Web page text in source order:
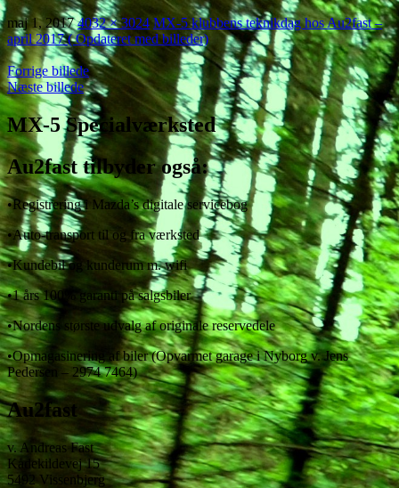
maj 1, 2017 4032 × 3024 MX-5 klubbens teknikdag hos Au2fast –
april 2017 ( Opdateret med billeder)
Forrige billede
Næste billede
MX-5 Specialværksted
Au2fast tilbyder også:
•Registrering i Mazda’s digitale servicebog
•Auto-transport til og fra værksted
•Kundebil og kunderum m. wifi
•1 års 100% garanti på salgsbiler
•Nordens største udvalg af originale reservedele
•Opmagasinering af biler (Opvarmet garage i Nyborg v. Jens
Pedersen – 2974 7464)
Au2fast
v. Andreas Fast
Kådekildevej 15
5492 Vissenbjerg